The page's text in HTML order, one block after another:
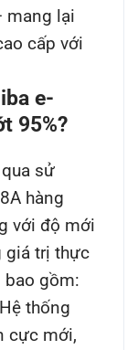
mang lại
cấp với
e-
95%?
sử
hàng
với độ mới
giá trị thực
bao gồm:
Hệ thống
cực mới,